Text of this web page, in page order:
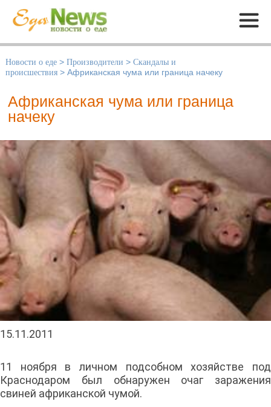
Меню
Новости о еде > Производители > Скандалы и
происшествия > Африканская чума или граница начеку
Африканская чума или граница
начеку
15.11.2011
11 ноября в личном подсобном хозяйстве под
Краснодаром был обнаружен очаг заражения
свиней африканской чумой.